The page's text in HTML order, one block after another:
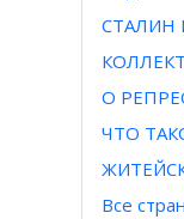
СТАЛИН
О
ЧТО
Все